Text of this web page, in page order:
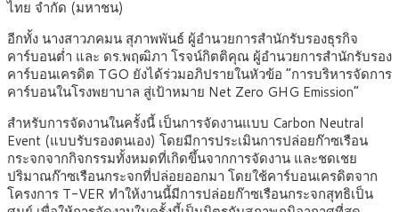
ไทย จำกัด (มหาชน)
อีกทั้ง นางสาวภคมน สุภาพพันธ์ ผู้อำนวยการสำนักรับรองธุรกิจ
คาร์บอนต่ำ และ ดร.พฤฒิภา โรจน์กิตติคุณ ผู้อำนวยการสำนักรับรอง
คาร์บอนเครดิต TGO ยังได้ร่วมอภิปรายในหัวข้อ “การบริหารจัดการ
คาร์บอนในโรงพยาบาล สู่เป้าหมาย Net Zero GHG Emission”
สำหรับการจัดงานในครั้งนี้ เป็นการจัดงานแบบ Carbon Neutral
Event (แบบรับรองตนเอง) โดยมีการประเมินการปล่อยก๊าซเรือน
กระจกจากกิจกรรมทั้งหมดที่เกิดขึ้นจากการจัดงาน และชดเชย
ปริมาณก๊าซเรือนกระจกที่ปล่อยออกมา โดยใช้คาร์บอนเครดิตจาก
โครงการ T-VER ทำให้งานนี้มีการปล่อยก๊าซเรือนกระจกสุทธิเป็น